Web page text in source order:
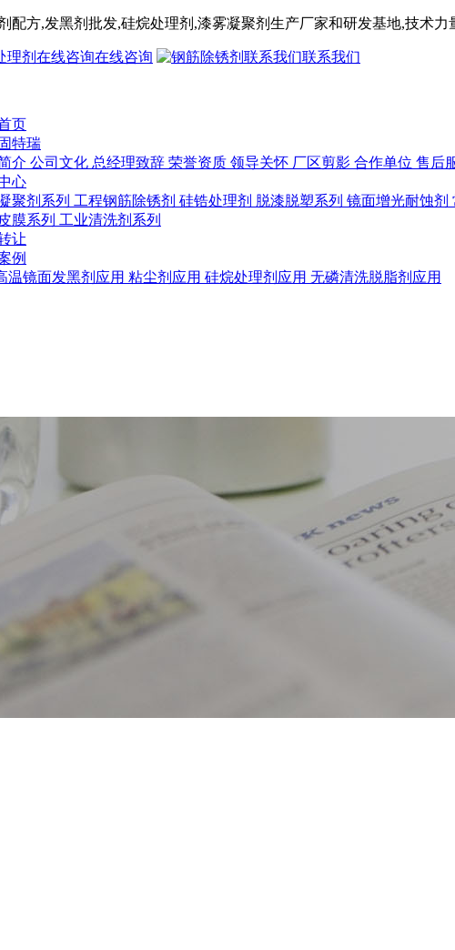
配方,发黑剂 批发,硅烷处理剂 ,漆雾凝聚剂 生产厂家和研发基地,技术力
在线咨询 联系我们
页
特瑞
介 公司文化 总经理致辞 荣誉资质 领导关怀 厂区剪影 合作单位 售后
心
聚剂系列 工程钢筋除锈剂 硅锆处理剂 脱漆脱塑系列 镜面增光耐蚀剂
膜系列 工业清洗剂系列
让
例
温镜面发黑剂应用 粘尘剂应用 硅烷处理剂应用 无磷清洗脱脂剂应用